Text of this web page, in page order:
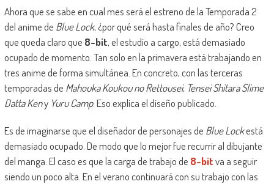
Ahora que se sabe en cual mes será el estreno de la Temporada 2
del anime de Blue Lock, ¿por qué será hasta finales de año? Creo
que queda claro que 8-bit, el estudio a cargo, está demasiado
ocupado de momento. Tan solo en la primavera está trabajando en
tres anime de forma simultánea. En concreto, con las terceras
temporadas de Mahouka Koukou no Rettousei, Tensei Shitara Slime
Datta Keny Yuru Camp. Eso explica el diseño publicado.
Es de imaginarse que el diseñador de personajes de Blue Lockestá
demasiado ocupado. De modo que lo mejor fue recurrir al dibujante
del manga. El caso es que la carga de trabajo de 8-bitva a seguir
siendo un poco alta. En el verano continuará con su trabajo con las